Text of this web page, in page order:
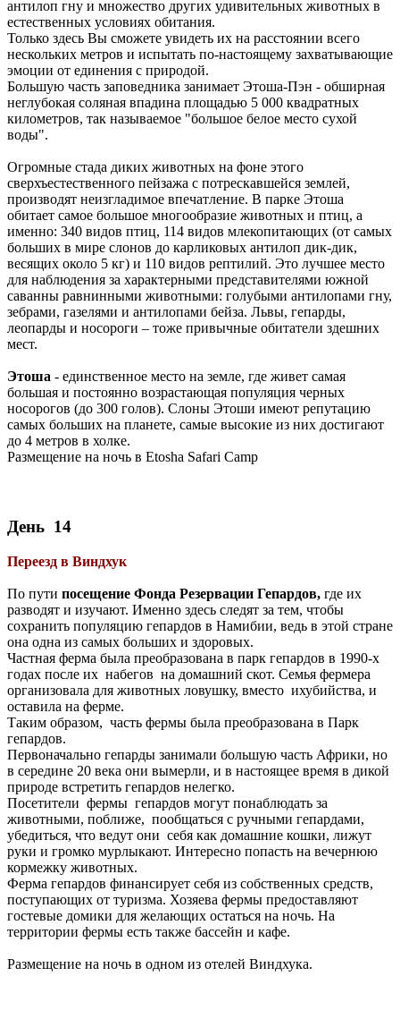
антилоп гну и множество других удивительных животных в
естественных условиях обитания.
Только здесь Вы сможете увидеть их на расстоянии всего
нескольких метров и испытать по-настоящему захватывающие
эмоции от единения с природой.
Большую часть заповедника занимает Этоша-Пэн - обширная
неглубокая соляная впадина площадью 5 000 квадратных
километров, так называемое "большое белое место сухой
воды".
Огромные стада диких животных на фоне этого
сверхъестественного пейзажа с потрескавшейся землей,
производят неизгладимое впечатление. В парке Этоша
обитает самое большое многообразие животных и птиц, а
именно: 340 видов птиц, 114 видов млекопитающих (от самых
больших в мире слонов до карликовых антилоп дик-дик,
весящих около 5 кг) и 110 видов рептилий. Это лучшее место
для наблюдения за характерными представителями южной
саванны равнинными животными: голубыми антилопами гну,
зебрами, газелями и антилопами бейза. Львы, гепарды,
леопарды и носороги – тоже привычные обитатели здешних
мест.
Этоша - единственное место на земле, где живет самая
большая и постоянно возрастающая популяция черных
носорогов (до 300 голов). Слоны Этоши имеют репутацию
самых больших на планете, самые высокие из них достигают
до 4 метров в холке.
Размещение на ночь в Etosha Safari Camp
День 14
Переезд в Виндхук
По пути посещение Фонда Резервации Гепардов, где их
разводят и изучают. Именно здесь следят за тем, чтобы
сохранить популяцию гепардов в Намибии, ведь в этой стране
она одна из самых больших и здоровых.
Частная ферма была преобразована в парк гепардов в 1990-х
годах после их набегов на домашний скот. Семья фермера
организовала для животных ловушку, вместо ихубийства, и
оставила на ферме.
Таким образом, часть фермы была преобразована в Парк
гепардов.
Первоначально гепарды занимали большую часть Африки, но
в середине 20 века они вымерли, и в настоящее время в дикой
природе встретить гепардов нелегко.
Посетители фермы гепардов могут понаблюдать за
животными, поближе, пообщаться с ручными гепардами,
убедиться, что ведут они себя как домашние кошки, лижут
руки и громко мурлыкают. Интересно попасть на вечернюю
кормежку животных.
Ферма гепардов финансирует себя из собственных средств,
поступающих от туризма. Хозяева фермы предоставляют
гостевые домики для желающих остаться на ночь. На
территории фермы есть также бассейн и кафе.
Размещение на ночь в одном из отелей Виндхука.